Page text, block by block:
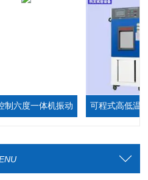
度一体机振动 可程式高低温测试